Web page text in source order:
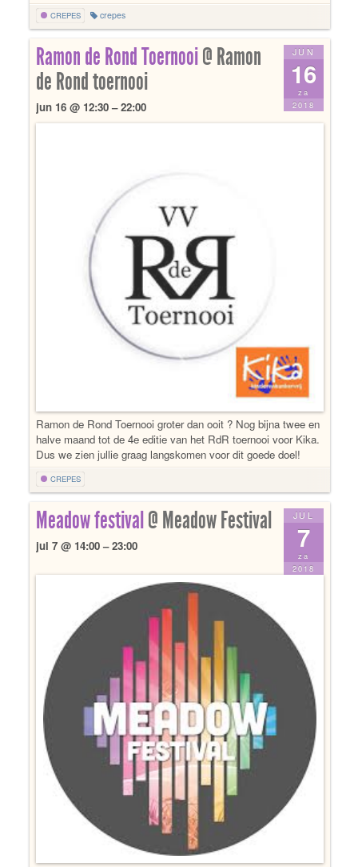
CREPES crepes
JUN
16
za
2018
Ramon de Rond Toernooi@ Ramon
de Rond toernooi
jun 16 @ 12:30 – 22:00
Ramon de Rond Toernooi groter dan ooit ? Nog bijna twee en
halve maand tot de 4e editie van het RdR toernooi voor Kika.
Dus we zien jullie graag langskomen voor dit goede doel!
CREPES
JUL
7
za
2018
Meadow festival@ Meadow Festival
jul 7 @ 14:00 – 23:00